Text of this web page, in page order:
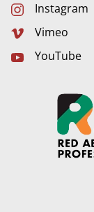
Instagram
Vimeo
YouTube